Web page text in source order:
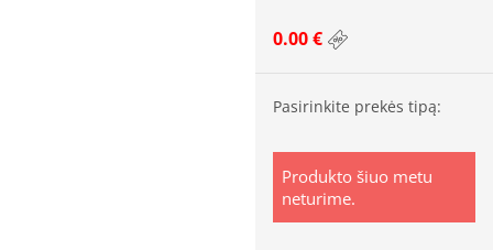
0.00 €
Pasirinkite prekės tipą:
Produkto šiuo metu
neturime.